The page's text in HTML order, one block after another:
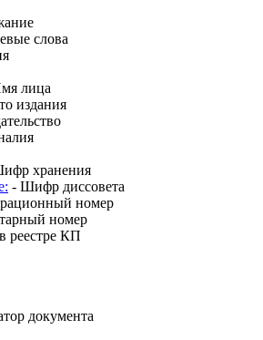
слова
лица
издания
хранения
- Шифр диссовета
номер
номер
реестре КП
документа